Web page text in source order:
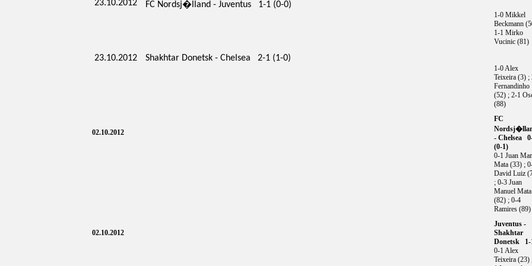
23.10.2012 FC Nordsj�lland - Juventus 1-1 (0-0)
1-0 Mikkel
Beckmann
1-1 Mirko
Vucinic (81)
23.10.2012 Shakhtar Donetsk - Chelsea 2-1 (1-0)
1-0 Alex
Teixeira (3) ;
Fernandinho
(52) ; 2-1
(88)
02.10.2012
FC
- Chelsea
(0-1)
0-1 Juan
Mata (33) ;
David Luiz
; 0-3 Juan
Manuel Mata
(82) ; 0-4
Ramires (89)
02.10.2012
Juventus -
Shakhtar
Donetsk 1-
0-1 Alex
Teixeira (23)